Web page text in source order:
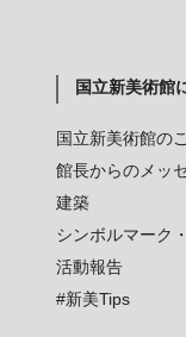
国立新美術館
国立新美術館の
館長からのメッ
建築
シンボルマーク
活動報告
#新美Tips